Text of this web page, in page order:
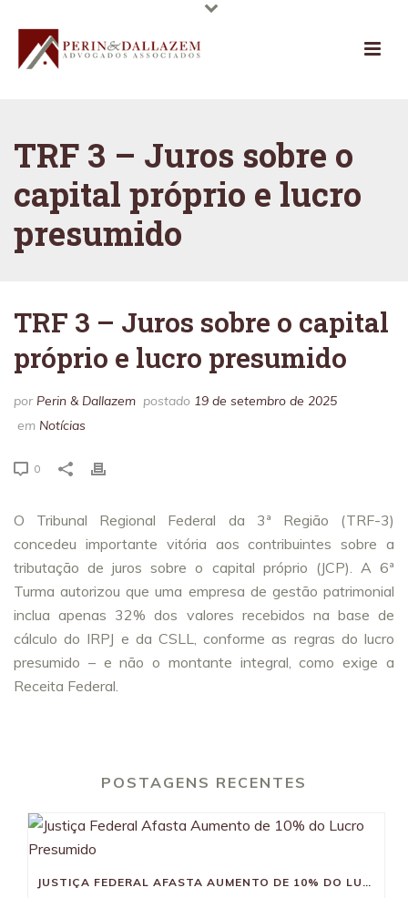
TRF 3 – Juros sobre o
capital próprio e lucro
presumido
TRF 3 – Juros sobre o capital
próprio e lucro presumido
por Perin & Dallazem postado 19 de setembro de 2025
em Notícias
0
O Tribunal Regional Federal da 3ª Região (TRF-3)
concedeu importante vitória aos contribuintes sobre a
tributação de juros sobre o capital próprio (JCP). A 6ª
Turma autorizou que uma empresa de gestão patrimonial
inclua apenas 32% dos valores recebidos na base de
cálculo do IRPJ e da CSLL, conforme as regras do lucro
presumido – e não o montante integral, como exige a
Receita Federal.
POSTAGENS RECENTES
JUSTIÇA FEDERAL AFASTA AUMENTO DE 10% DO LUCRO PRESUMIDO